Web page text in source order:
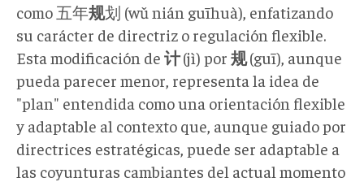
como 五年规划 (wǔ nián guīhuà), enfatizando
su carácter de directriz o regulación flexible.
Esta modificación de 计(jì) por 规(guī), aunque
pueda parecer menor, representa la idea de
"plan" entendida como una orientación flexible
y adaptable al contexto que, aunque guiado por
directrices estratégicas, puede ser adaptable a
las coyunturas cambiantes del actual momento